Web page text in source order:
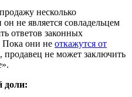
несколько
не является совладельцем
ответов законных
Пока они не откажутся от
, продавец не может заключить
доли: